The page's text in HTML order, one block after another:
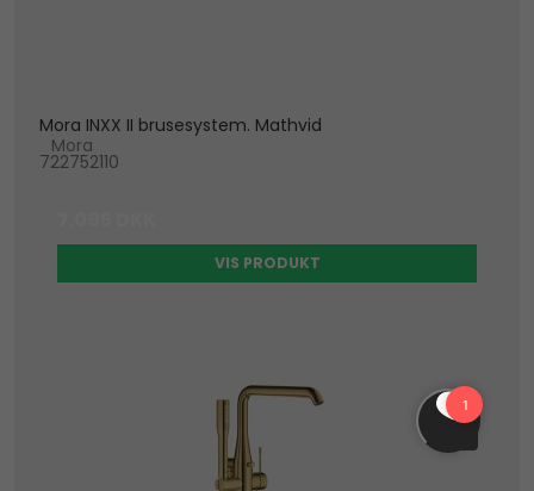
Mora INXX II brusesystem. Mathvid
Mora
722752110
VIS PRODUKT